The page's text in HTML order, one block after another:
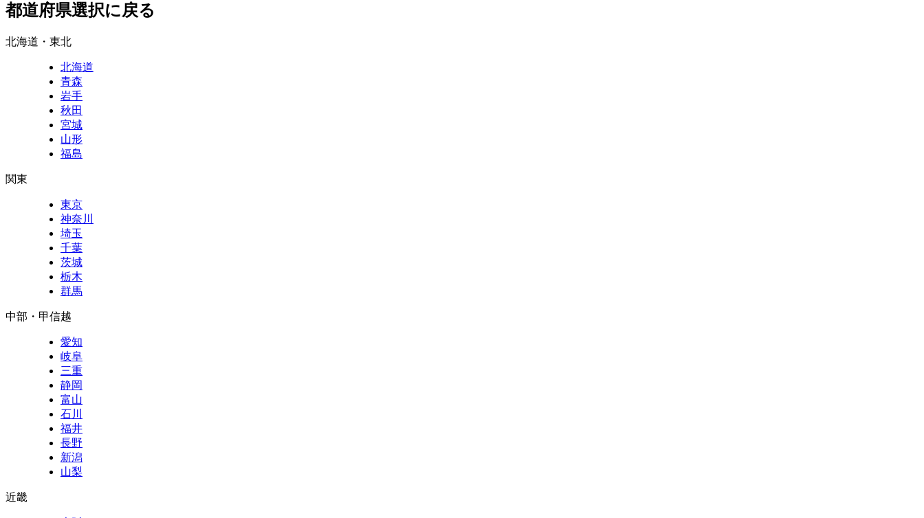
都道府県選択に戻る
北海道・東北
北海道
青森
岩手
秋田
宮城
山形
福島
関東
東京
神奈川
埼玉
千葉
茨城
栃木
群馬
中部・甲信越
愛知
岐阜
三重
静岡
富山
石川
福井
長野
新潟
山梨
近畿